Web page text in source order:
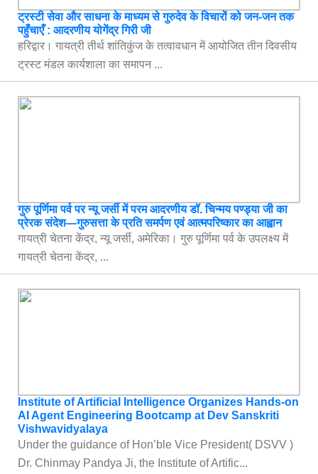
ट्रस्टी सेवा और साधना के माध्यम से गुरुदेव के विचारों को जन-जन तक
पहुँचाएँ : आदरणीय योगेंद्र गिरी जी
हरिद्वार। गायत्री तीर्थ शांतिकुंज के तत्वावधान में आयोजित तीन दिवसीय
ट्रस्ट मंडल कार्यशाला का समापन ...
गुरु पूर्णिमा पर्व पर न्यू जर्सी में परम आदरणीय डॉ. चिन्मय पण्ड्या जी का
प्रेरक संदेश—गुरुसत्ता के प्रति समर्पण एवं आत्मपरिष्कार का आह्वान
गायत्री चेतना केंद्र, न्यू जर्सी, अमेरिका। गुरु पूर्णिमा पर्व के उपलक्ष्य में
गायत्री चेतना केंद्र, ...
Institute of Artificial Intelligence Organizes Hands-on
AI Agent Engineering Bootcamp at Dev Sanskriti
Vishwavidyalaya
Under the guidance of Hon’ble Vice President( DSVV )
Dr. Chinmay Pandya Ji, the Institute of Artific...